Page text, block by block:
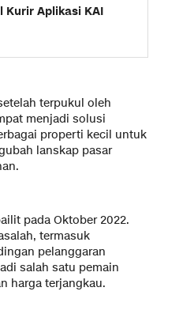
Kurir Aplikasi KAI
terpukul oleh
menjadi solusi
properti kecil untuk
lanskap pasar
pada Oktober 2022.
termasuk
pelanggaran
salah satu pemain
harga terjangkau.